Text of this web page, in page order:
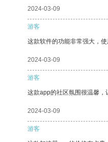
2024-03-09
游客
这款软件的功能非常强大，使
2024-03-09
游客
这款app的社区氛围很温馨，
2024-03-09
游客